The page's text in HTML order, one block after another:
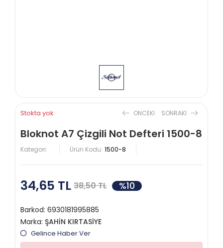
Stokta yok ONCEKI SONRAKI
Bloknot A7 Çizgili Not Defteri 1500-8
Kategori: Ürün Kodu: 1500-8
34,65 TL 38,50 TL %10
Barkod: 6930181995885
Marka: ŞAHİN KIRTASİYE
Gelince Haber Ver